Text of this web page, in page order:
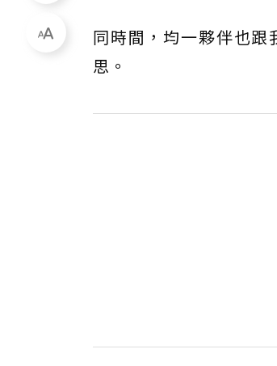
同時間，均一夥伴也
思。